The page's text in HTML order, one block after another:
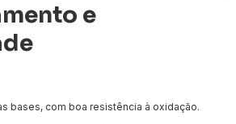
e
bases, com boa resistência à oxidação.